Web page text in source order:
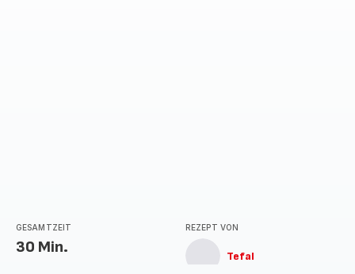
GESAMTZEIT
30 Min.
REZEPT VON
Tefal